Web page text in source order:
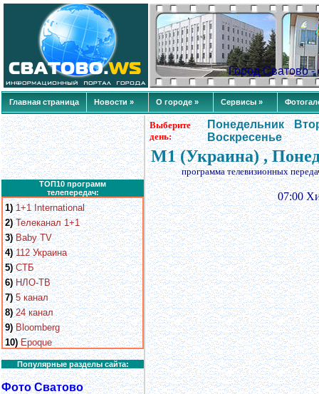
Город Сватово
Главная страница Новости » О городе » Сервисы »
ТОП10 программ
телепередач:
1) 1+1 International
2) Телеканал 1+1
3) Baby TV
4) 112 Украина
5) СТБ
6) НЛО-ТВ
7) 5 канал
8) 24 канал
9) Bloomberg
10) Epoque
Популярные разделы сайта:
Фото Сватово
Выберите
день:
Понедельник
Воскресенье
М1 (Украина) ,
программа телевизионных
07:00